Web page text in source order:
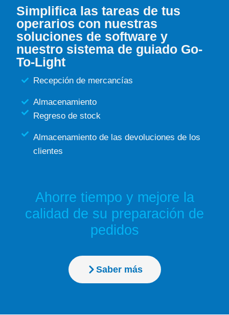
Simplifica las tareas de tus
operarios con nuestras
soluciones de software y
nuestro sistema de guiado Go-
To-Light
Recepción de mercancías
Almacenamiento
Regreso de stock
Almacenamiento de las devoluciones de los
clientes
Ahorre tiempo y mejore la
calidad de su preparación de
pedidos
Saber más